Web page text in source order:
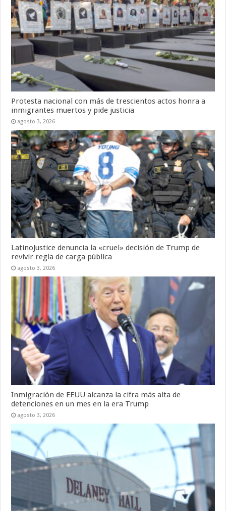
Protesta nacional con más de trescientos actos honra a
inmigrantes muertos y pide justicia
agosto 3, 2026
LatinoJustice denuncia la «cruel» decisión de Trump de
revivir regla de carga pública
agosto 3, 2026
Inmigración de EEUU alcanza la cifra más alta de
detenciones en un mes en la era Trump
agosto 3, 2026